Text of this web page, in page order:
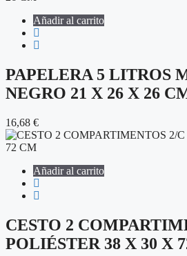
Añadir al carrito
PAPELERA 5 LITROS
NEGRO 21 X 26 X 26
16,68 €
Añadir al carrito
CESTO 2
POLIÉSTER 38 X 30 X